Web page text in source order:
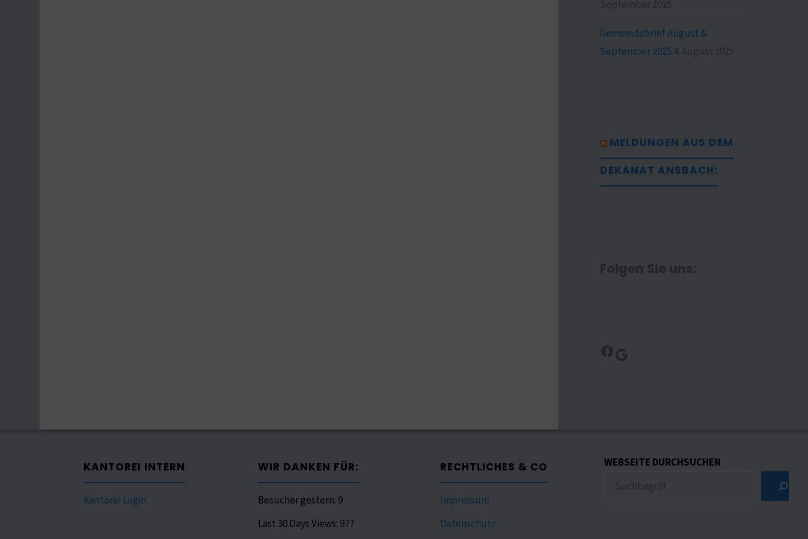
September 2025
Gemeindebrief August &
September 2025 4. August 2025
MELDUNGEN AUS DEM
DEKANAT ANSBACH:
Folgen Sie uns:
Facebook
Google
KANTOREI INTERN
Kantorei Login
WIR DANKEN FÜR:
Besucher gestern: 9
Last 30 Days Views: 977
RECHTLICHES & CO
Impressum
Datenschutz
WEBSEITE DURCHSUCHEN